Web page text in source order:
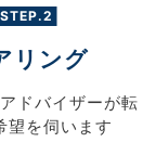
STEP.2
リング
アドバイザーが転
望を伺います